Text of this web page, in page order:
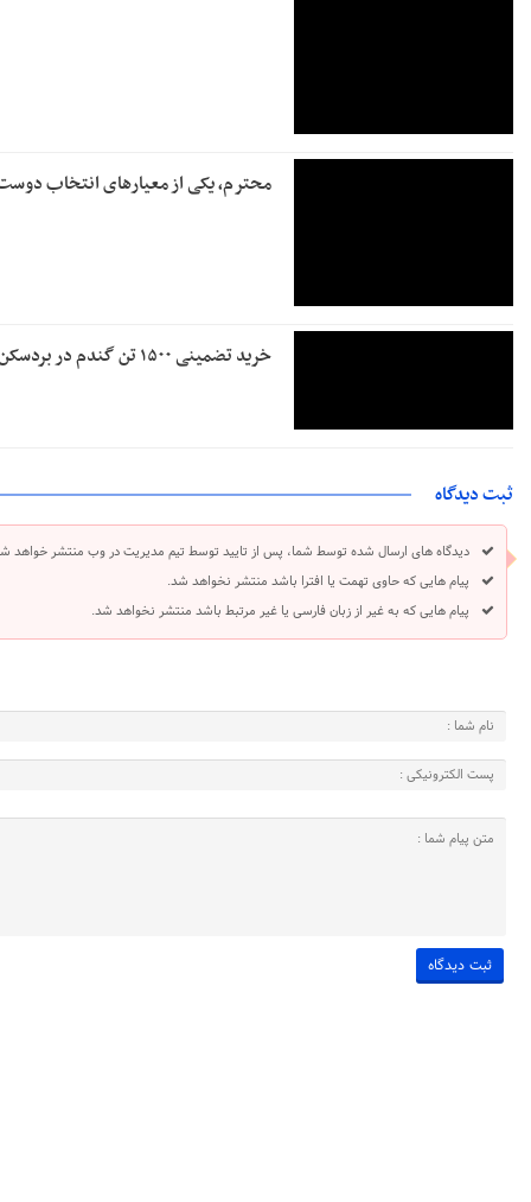
محترم، یکی از معیارهای انتخاب
خرید تضمینی ۱۵۰۰ تن گندم در بردسکن
ثبت دیدگاه
دیدگاه های ارسال شده توسط شما، پس از تایید توسط تیم مدیریت در وب منتشر خواهد
پیام هایی که حاوی تهمت یا افترا باشد منتشر نخواهد شد.
پیام هایی که به غیر از زبان فارسی یا غیر مرتبط باشد منتشر نخواهد شد.